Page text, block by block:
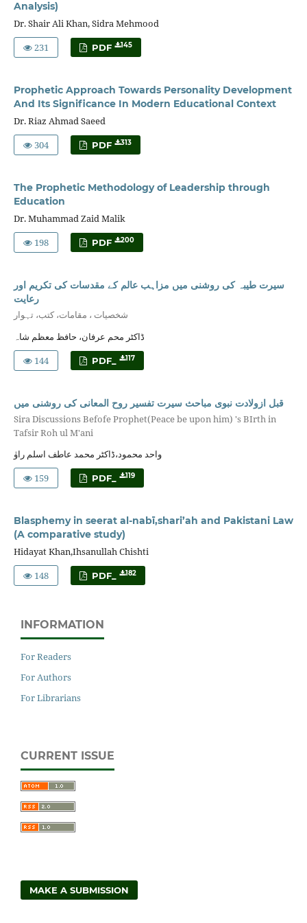
Analysis)
Dr. Shair Ali Khan, Sidra Mehmood
231
PDF 145
Prophetic Approach Towards Personality Development
And Its Significance In Modern Educational Context
Dr. Riaz Ahmad Saeed
304
PDF 313
The Prophetic Methodology of Leadership through
Education
Dr. Muhammad Zaid Malik
198
PDF 200
سیرت طیبہ کی روشنی میں مزاہب عالم کے مقدسات کی تکریم اور
رعایت
شخصیات ، مقامات، کتب، تہوار
ڈاکٹر محم عرفان، حافظ معظم شاہ
144
PDF_ 117
قبل ازولادت نبوی مباحث سیرت تفسیر روح المعانی کی روشنی میں
Sira Discussions Befofe Prophet(Peace be upon him) 's BIrth in
Tafsir Roh ul M'ani
واحد محمود،ڈاکٹر محمد عاطف اسلم راوٰ
159
PDF_ 119
Blasphemy in seerat al-nabī,shari’ah and Pakistani Law
(A comparative study)
Hidayat Khan,Ihsanullah Chishti
148
PDF_ 182
INFORMATION
For Readers
For Authors
For Librarians
CURRENT ISSUE
MAKE A SUBMISSION